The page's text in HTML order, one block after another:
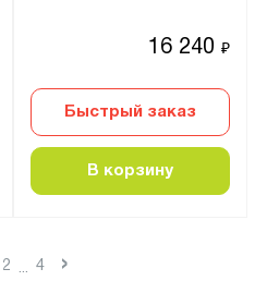
16 240₽
Быстрый заказ
В корзину
2 ... 4 ›